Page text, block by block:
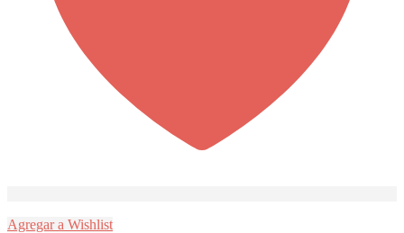
Agregar a Wishlist